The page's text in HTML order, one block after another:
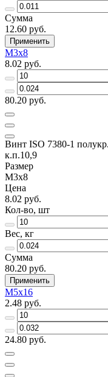
Сумма
12.60 руб.
Применить
М3х8
8.02 руб.
80.20 руб.
Винт ISO 7380-1
к.п.10,9
Размер
М3х8
Цена
8.02 руб.
Кол-во, шт
Вес, кг
Сумма
80.20 руб.
Применить
М5х16
2.48 руб.
24.80 руб.